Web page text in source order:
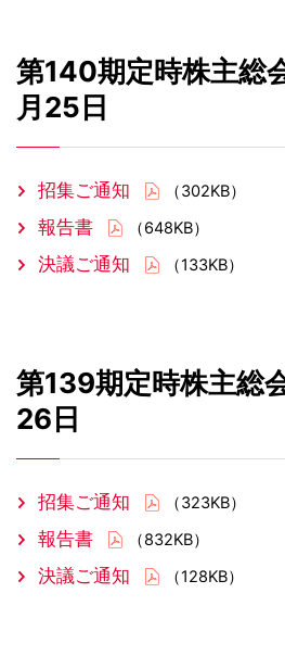
第140期定時株主
月25日
招集ご通知 （302KB）
報告書 （648KB）
決議ご通知 （133KB）
第139期定時株主
26日
招集ご通知 （323KB）
報告書 （832KB）
決議ご通知 （128KB）